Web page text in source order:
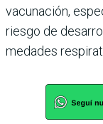
vacuna­ción,
riesgo de
medades